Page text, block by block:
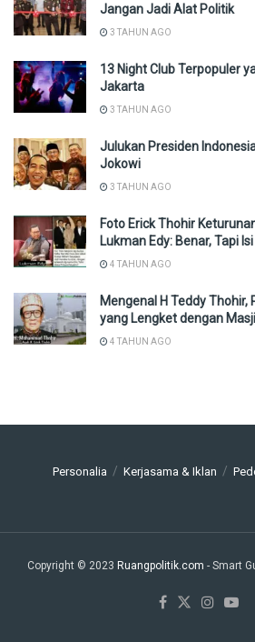
Jangan Jadi Alat Politik
3 TAHUN AGO
13 Night Club Terpopuler
Jakarta
3 TAHUN AGO
Julukan Presiden
Jokowi
3 TAHUN AGO
Foto Erick Thohir
Lukman Edy: Benar, Tapi
4 TAHUN AGO
Mengenal H Teddy Thohir,
yang Lengket dengan
4 TAHUN AGO
Personalia Kerjasama & Iklan
Copyright © 2023 Ruangpolitik.com - Smart